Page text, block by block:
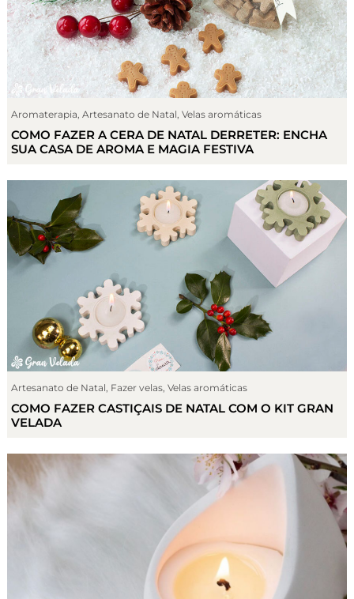
Aromaterapia, Artesanato de Natal, Velas aromáticas
COMO FAZER A CERA DE NATAL DERRETER: ENCHA
SUA CASA DE AROMA E MAGIA FESTIVA
Artesanato de Natal, Fazer velas, Velas aromáticas
COMO FAZER CASTIÇAIS DE NATAL COM O KIT GRAN
VELADA